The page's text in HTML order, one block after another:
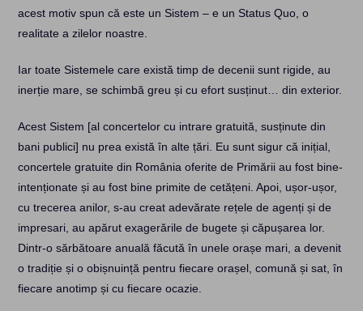
acest motiv spun că este un Sistem – e un Status Quo, o
realitate a zilelor noastre.
Iar toate Sistemele care există timp de decenii sunt rigide, au
inerție mare, se schimbă greu și cu efort susținut… din exterior.
Acest Sistem [al concertelor cu intrare gratuită, susținute din
bani publici] nu prea există în alte țări. Eu sunt sigur că inițial,
concertele gratuite din România oferite de Primării au fost bine-
intenționate și au fost bine primite de cetățeni. Apoi, ușor-ușor,
cu trecerea anilor, s-au creat adevărate rețele de agenți și de
impresari, au apărut exagerările de bugete și căpușarea lor.
Dintr-o sărbătoare anuală făcută în unele orașe mari, a devenit
o tradiție și o obișnuință pentru fiecare orașel, comună și sat, în
fiecare anotimp și cu fiecare ocazie.